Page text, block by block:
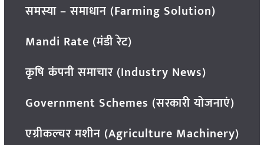
समस्या – समाधान (Farming Solution)
Mandi Rate (मंडी रेट)
कृषि कंपनी समाचार (Industry News)
Government Schemes (सरकारी योजनाएं)
एग्रीकल्चर मशीन (Agriculture Machinery)